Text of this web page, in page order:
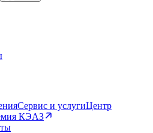
Сервис и услугиЦентр
КЭАЗ